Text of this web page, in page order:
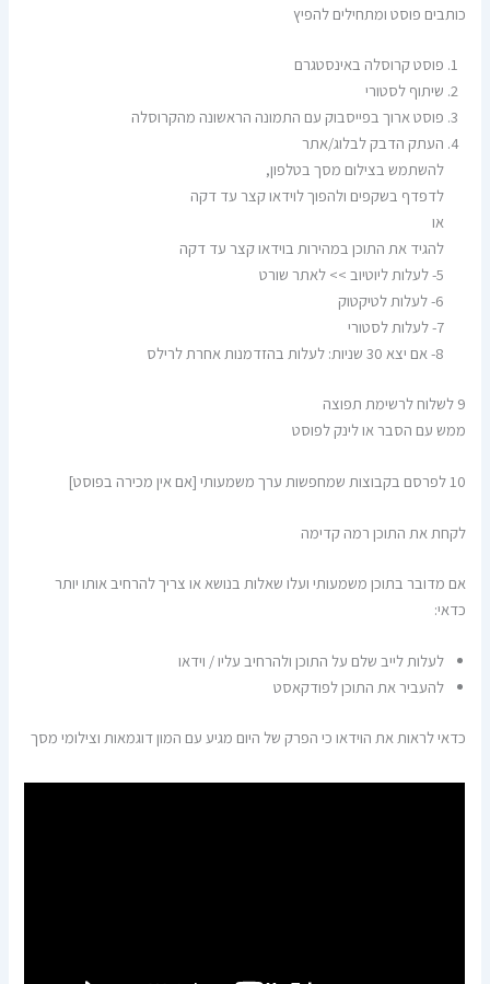
כותבים פוסט ומתחילים להפיץ
פוסט קרוסלה באינסטגרם
שיתוף לסטורי
פוסט ארוך בפייסבוק עם התמונה הראשונה מהקרוסלה
העתק הדבק לבלוג/אתר
להשתמש בצילום מסך בטלפון,
לדפדף בשקפים ולהפוך לוידאו קצר עד דקה
או
להגיד את התוכן במהירות בוידאו קצר עד דקה
5- לעלות ליוטיוב >> לאתר שורט
6- לעלות לטיקטוק
7- לעלות לסטורי
8- אם יצא 30 שניות: לעלות בהזדמנות אחרת לרילס
9 לשלוח לרשימת תפוצה
ממש עם הסבר או לינק לפוסט
10 לפרסם בקבוצות שמחפשות ערך משמעותי [אם אין מכירה בפוסט]
לקחת את התוכן רמה קדימה
אם מדובר בתוכן משמעותי ועלו שאלות בנושא או צריך להרחיב אותו יותר
כדאי:
לעלות לייב שלם על התוכן ולהרחיב עליו / וידאו
להעביר את התוכן לפודקאסט
כדאי לראות את הוידאו כי הפרק של היום מגיע עם המון דוגמאות וצילומי מסך